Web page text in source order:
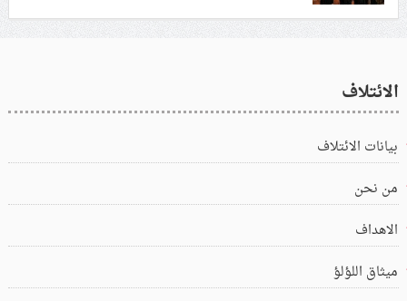
الائتلاف
بيانات الائتلاف
من نحن
الاهداف
ميثاق اللؤلؤ